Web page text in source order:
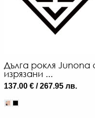
Дълга рокля Junona
изрязани ...
137.00 € / 267.95 лв.